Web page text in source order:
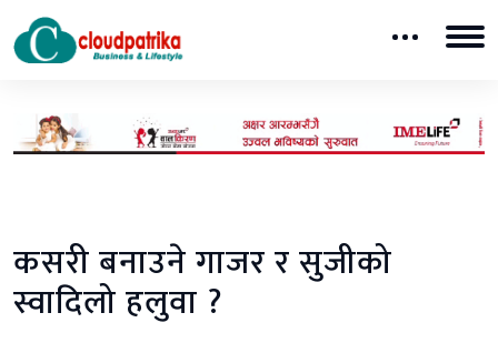
कसरी बनाउने गाजर र सुजीको
स्वादिलो हलुवा ?